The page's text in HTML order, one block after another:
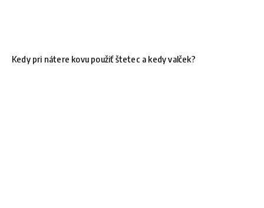
Kedy pri nátere kovu použiť štetec a kedy valček?